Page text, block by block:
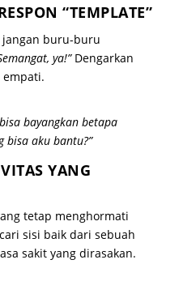
“TEMPLATE”
jangan buru-buru
ya!”Dengarkan
bayangkan betapa
bisa aku bantu?”
YANG
tetap menghormati
sisi baik dari sebuah
sakit yang dirasakan.